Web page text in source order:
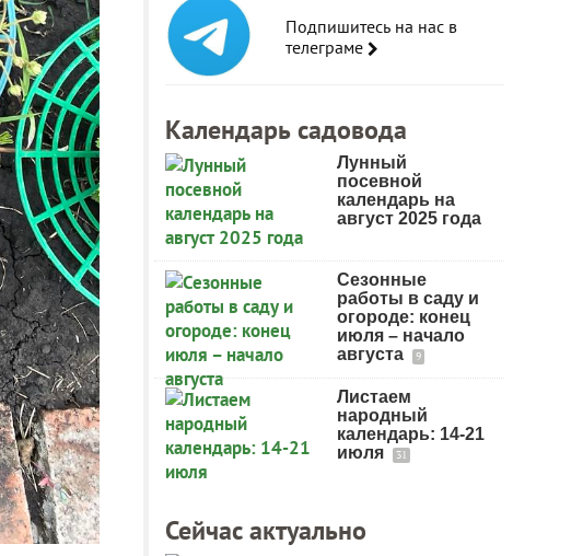
Подпишитесь на нас в
телеграме
Календарь садовода
Лунный
посевной
календарь на
август 2025 года
Сезонные
работы в саду и
огороде: конец
июля – начало
августа
9
Листаем
народный
календарь: 14-21
июля
31
Сейчас актуально